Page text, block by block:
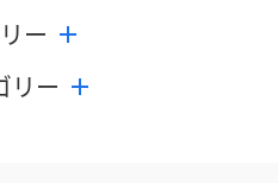
ー
リー